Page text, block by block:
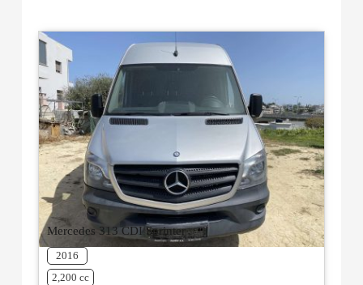
Mercedes 313 CDI Sprinter
2016
2,200 cc